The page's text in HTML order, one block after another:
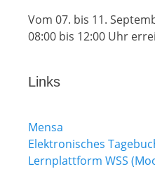
Vom 07. bis 11.
08:00 bis 12:00 Uhr
Links
Mensa
Elektronisches
Lernplattform WSS